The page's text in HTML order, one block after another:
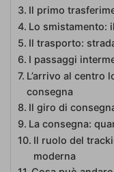
Il primo
Lo smistamento:
Il trasporto:
I passaggi
L’arrivo al centro
consegna
Il giro di
La consegna:
Il ruolo del
moderna